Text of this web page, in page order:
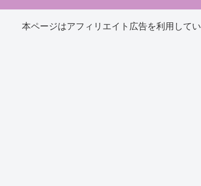
本ページはアフィリエイト広告を利用してい